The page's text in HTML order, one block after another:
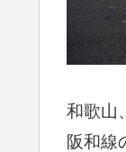
和歌山
阪和線